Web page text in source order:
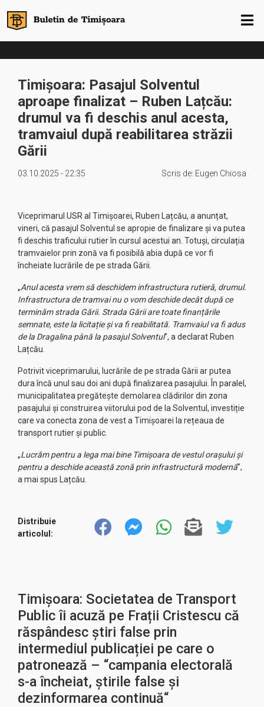
Timișoara: Pasajul Solventul
aproape finalizat – Ruben Lațcău:
drumul va fi deschis anul acesta,
tramvaiul după reabilitarea străzii
Gării
03.10.2025 - 22:35 Scris de: Eugen Chiosa
Viceprimarul USR al Timișoarei, Ruben Lațcău, a anunțat,
vineri, că pasajul Solventul se apropie de finalizare și va putea
fi deschis traficului rutier în cursul acestui an. Totuși, circulația
tramvaielor prin zonă va fi posibilă abia după ce vor fi
încheiate lucrările de pe strada Gării.
„Anul acesta vrem să deschidem infrastructura rutieră, drumul.
Infrastructura de tramvai nu o vom deschide decât după ce
terminăm strada Gării. Strada Gării are toate finanțările
semnate, este la licitație și va fi reabilitată. Tramvaiul va fi adus
de la Dragalina până la pasajul Solventul”, a declarat Ruben
Lațcău.
Potrivit viceprimarului, lucrările de pe strada Gării ar putea
dura încă unul sau doi ani după finalizarea pasajului. În paralel,
municipalitatea pregătește demolarea clădirilor din zona
pasajului și construirea viitorului pod de la Solventul, investiție
care va conecta zona de vest a Timișoarei la rețeaua de
transport rutier și public.
„Lucrăm pentru a lega mai bine Timișoara de vestul orașului și
pentru a deschide această zonă prin infrastructură modernă”,
a mai spus Lațcău.
Distribuie
articolul:
Timișoara: Societatea de Transport
Public îi acuză pe Frații Cristescu că
răspândesc știri false prin
intermediul publicației pe care o
patronează – “campania electorală
s-a încheiat, știrile false și
dezinformarea continuă“